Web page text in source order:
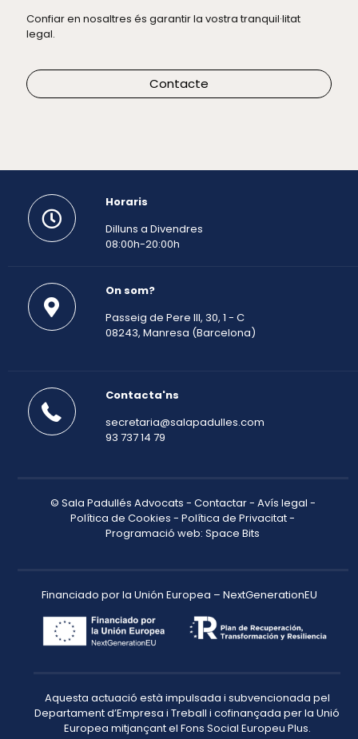
Confiar en nosaltres és garantir la vostra tranquil·litat
legal.
Contacte
Horaris
Dilluns a Divendres
08:00h-20:00h
On som?
Passeig de Pere III, 30, 1 - C
08243, Manresa (Barcelona)
Contacta'ns
secretaria@salapadulles.com
93 737 14 79
© Sala Padullés Advocats - Contactar- Avís legal -
Política de Cookies -Política de Privacitat-
Programació web: Space Bits
Financiado por la Unión Europea – NextGenerationEU
Aquesta actuació està impulsada i subvencionada pel
Departament d’Empresa i Treball i cofinançada per la Unió
Europea mitjançant el Fons Social Europeu Plus.